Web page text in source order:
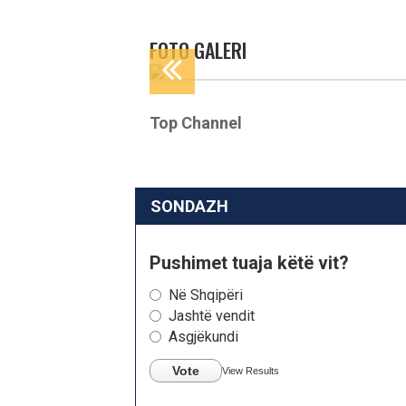
FOTO GALERI
Top Channel
SONDAZH
Pushimet tuaja këtë vit?
Në Shqipëri
Jashtë vendit
Asgjëkundi
Vote View Results